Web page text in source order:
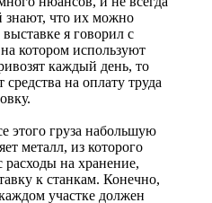
знают, что их можно
я говорил с
котором используют
каждый день, то
средства на оплату труда
этого груза набольшую
металл, из которого
на хранение,
к станкам. Конечно,
участке должен